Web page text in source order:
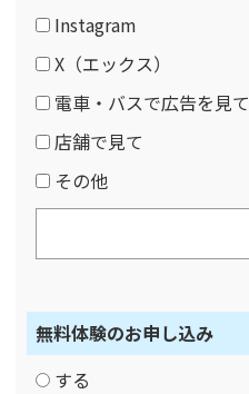
Instagram
X（エックス）
電車・バスで広告を見て
店舗で見て
その他
無料体験のお申し込み
する